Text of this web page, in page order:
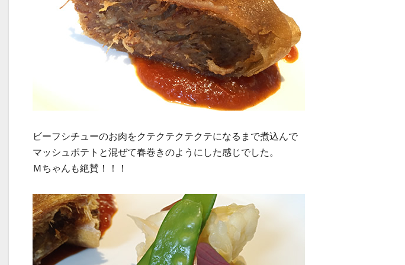
ビーフシチューのお肉をクテクテクテクテになるまで煮込んで
マッシュポテトと混ぜて春巻きのようにした感じでした。
Ｍちゃんも絶賛！！！